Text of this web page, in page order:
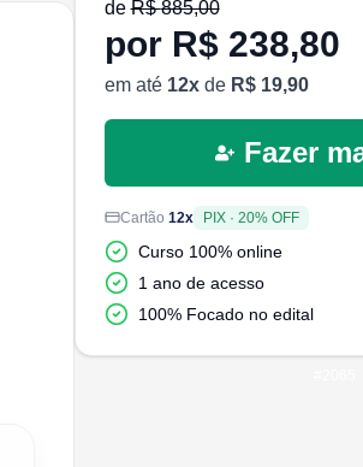
deR$885,00
por R$ 238,80
em até 12xde R$ 19,90
Fazer
Cartão 12x PIX· 20% OFF
Curso 100% online
1 ano de acesso
100% Focado no edital